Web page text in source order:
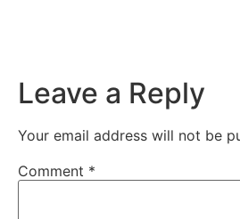
Leave a Reply
Your email address will not be
Comment *